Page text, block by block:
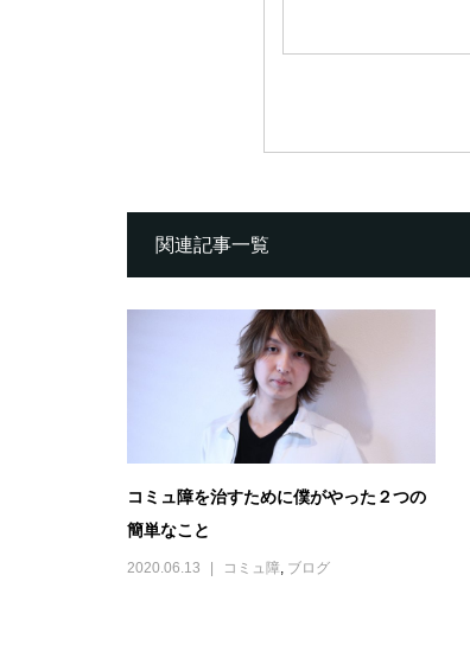
関連記事一覧
コミュ障を治すために僕がやった２つの
簡単なこと
2020.06.13 コミュ障 ブログ